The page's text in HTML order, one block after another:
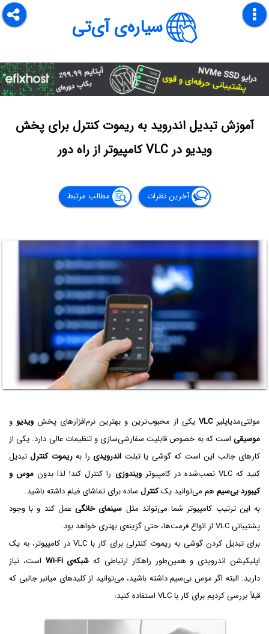
سیاره‌ی آی‌تی
آموزش تبدیل اندروید به ریموت کنترل برای پخش
ویدیو در VLC کامپیوتر از راه دور
آخرین نظرات مطالب مرتبط
مولتی‌مدیاپلیرVLC یکی از محبوب‌ترین و بهترین نرم‌افزارهای پخش ویدیو و
موسیقی است که به خصوص قابلیت سفارشی‌سازی و تنظیمات عالی دارد. یکی از
کارهای جالب این است که گوشی یا تبلت اندرویدی را بهریموت کنترلتبدیل
کنید که VLC نصب‌شده در کامپیوتر
ویندوزی را کنترل کند! لذا بدون موس و
کیبورد بی‌سیم هم می‌توانید یککنترل ساده برای تماشای فیلم داشته باشید.
به این ترتیب کامپیوتر شما می‌تواند مثل سینمای خانگیعمل کند و با وجود
پشتیبانی VLC‌ از انواع فرمت‌ها، حتی گزینه‌ی بهتری خواهد بود.
برای تبدیل کردن گوشی به ریموت کنترلی برای کار با VLC در کامپیوتر،‌ به یک
اپلیکیشن اندرویدی و همین‌طور راهکار ارتباطی که شبکه‌ی Wi-Fi
است، نیاز
دارید. البته اگر موس بی‌سیم داشته باشید، می‌توانید از کلیدهای میانبر جالبی که
قبلاً بررسی کردیم برای کار با VLC استفاده کنید: